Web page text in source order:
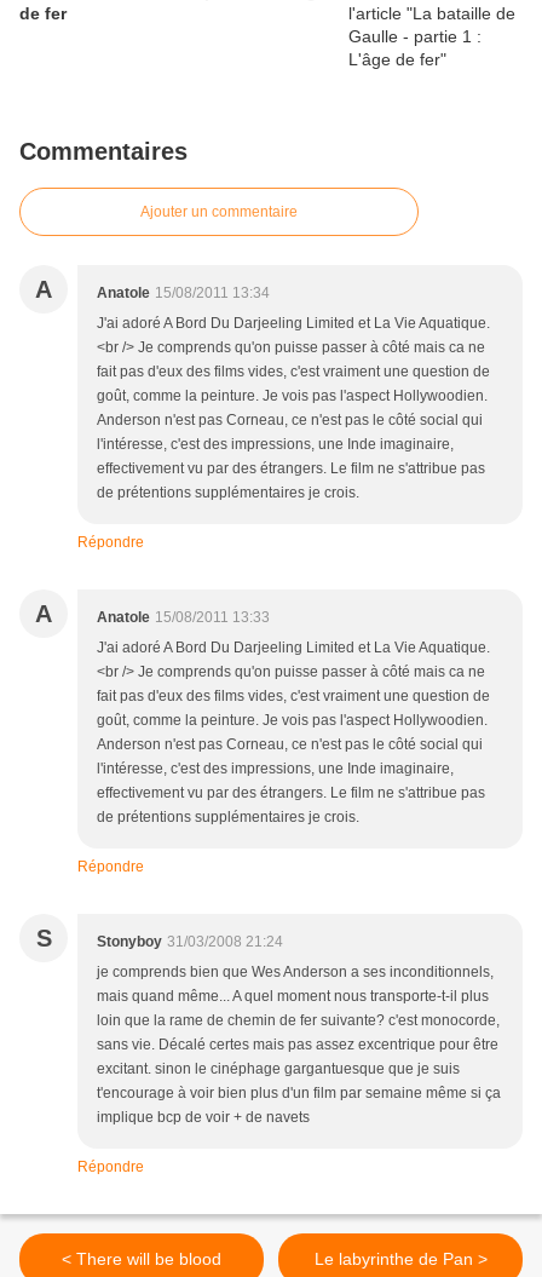
de fer
Commentaires
Ajouter un commentaire
A Anatole 15/08/2011 13:34
J'ai adoré A Bord Du Darjeeling Limited et La Vie Aquatique.
<br /> Je comprends qu'on puisse passer à côté mais ca ne
fait pas d'eux des films vides, c'est vraiment une question de
goût, comme la peinture. Je vois pas l'aspect Hollywoodien.
Anderson n'est pas Corneau, ce n'est pas le côté social qui
l'intéresse, c'est des impressions, une Inde imaginaire,
effectivement vu par des étrangers. Le film ne s'attribue pas
de prétentions supplémentaires je crois.
Répondre
A Anatole 15/08/2011 13:33
J'ai adoré A Bord Du Darjeeling Limited et La Vie Aquatique.
<br /> Je comprends qu'on puisse passer à côté mais ca ne
fait pas d'eux des films vides, c'est vraiment une question de
goût, comme la peinture. Je vois pas l'aspect Hollywoodien.
Anderson n'est pas Corneau, ce n'est pas le côté social qui
l'intéresse, c'est des impressions, une Inde imaginaire,
effectivement vu par des étrangers. Le film ne s'attribue pas
de prétentions supplémentaires je crois.
Répondre
S Stonyboy 31/03/2008 21:24
je comprends bien que Wes Anderson a ses inconditionnels,
mais quand même... A quel moment nous transporte-t-il plus
loin que la rame de chemin de fer suivante? c'est monocorde,
sans vie. Décalé certes mais pas assez excentrique pour être
excitant. sinon le cinéphage gargantuesque que je suis
t'encourage à voir bien plus d'un film par semaine même si ça
implique bcp de voir + de navets
Répondre
< There will be blood Le labyrinthe de Pan >